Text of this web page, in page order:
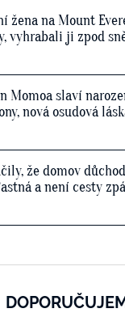
žena na Mount
vyhrabali ji zpod
Momoa slaví
nová osudová
že domov
a není cesty